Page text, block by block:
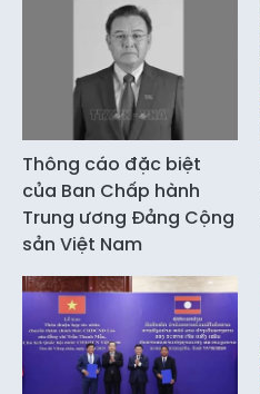
Thông cáo đặc biệt
của Ban Chấp hành
Trung ương Đảng Cộng
sản Việt Nam